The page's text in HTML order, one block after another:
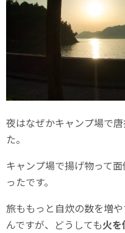
夜はなぜかキャンプ場で
た。
キャンプ場で揚げ物って
ったです。
旅ももっと自炊の数を増
んですが、どうしても火